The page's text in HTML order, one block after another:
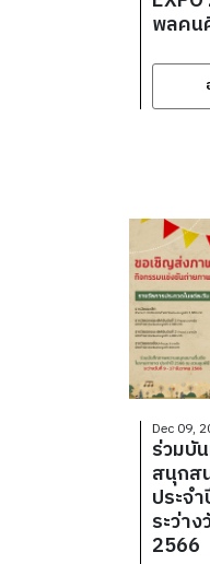
พลคน
Dec 09,
ร่วมบั
สนุกส
ประจ
ระว่า
2566